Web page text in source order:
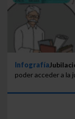
Infografía
poder acceder a la